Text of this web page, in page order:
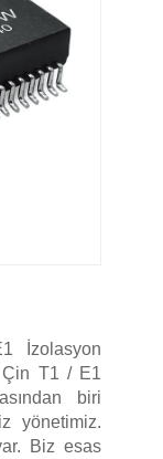
İzolasyon
Çin T1 / E1
biri
yönetimiz.
Biz esas